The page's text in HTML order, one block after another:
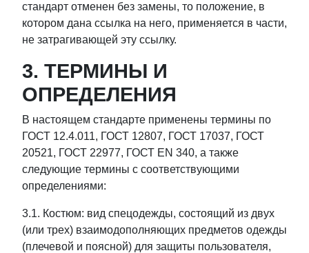
стандарт отменен без замены, то положение, в
котором дана ссылка на него, применяется в части,
не затрагивающей эту ссылку.
3. ТЕРМИНЫ И
ОПРЕДЕЛЕНИЯ
В настоящем стандарте применены термины по
ГОСТ 12.4.011, ГОСТ 12807, ГОСТ 17037, ГОСТ
20521, ГОСТ 22977, ГОСТ EN 340, а также
следующие термины с соответствующими
определениями:
3.1. Костюм: вид спецодежды, состоящий из двух
(или трех) взаимодополняющих предметов одежды
(плечевой и поясной) для защиты пользователя,